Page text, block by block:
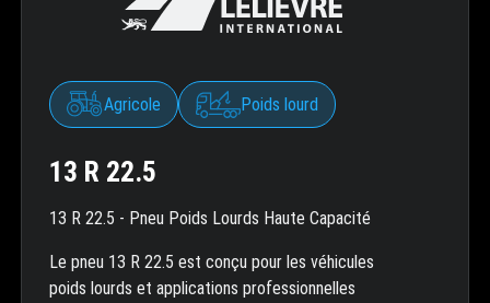
Agricole Poids lourd
13 R 22.5
13 R 22.5 - Pneu Poids Lourds Haute Capacité
Le pneu 13 R 22.5 est conçu pour les véhicules
poids lourds et applications professionnelles